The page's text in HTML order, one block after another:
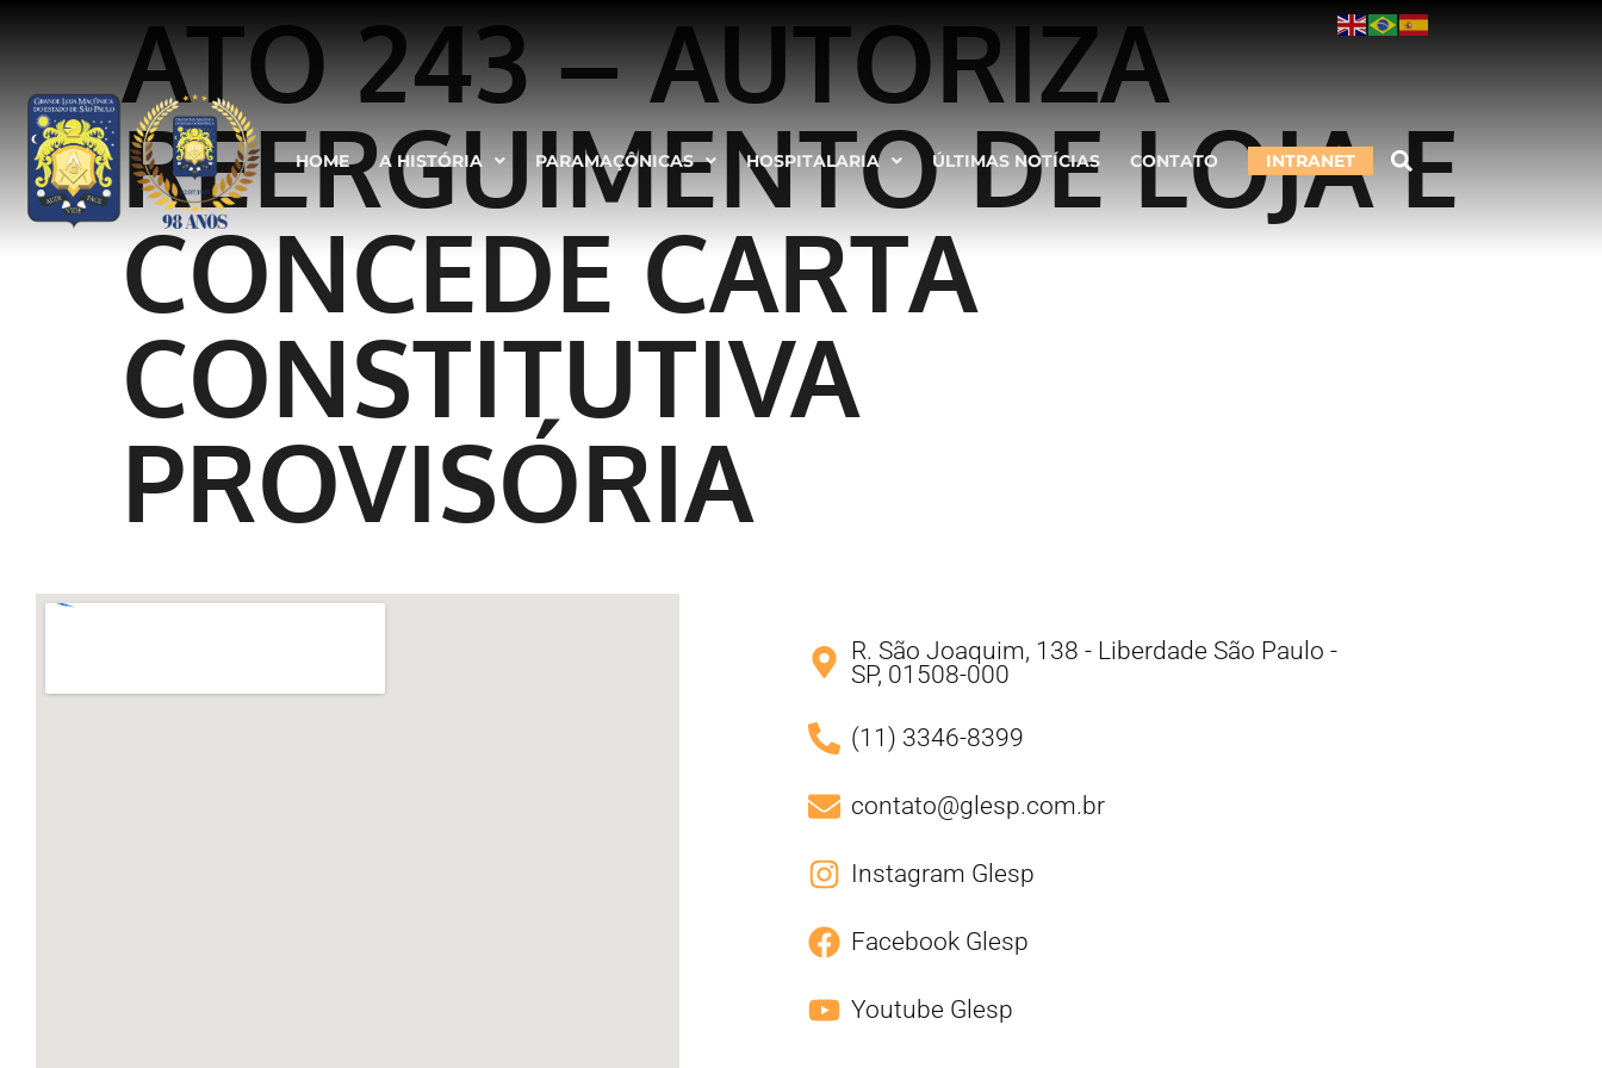
HOME A HISTÓRIA PARAMAÇÔNICAS HOSPITALARIA ÚLTIMAS NOTÍCIAS CONTATO INTRANET
ATO 243 – AUTORIZA
REERGUIMENTO DE LOJA E
CONCEDE CARTA
CONSTITUTIVA
PROVISÓRIA
R. São Joaquim, 138 - Liberdade São Paulo -
SP, 01508-000
(11) 3346-8399
contato@glesp.com.br
Instagram Glesp
Facebook Glesp
Youtube Glesp